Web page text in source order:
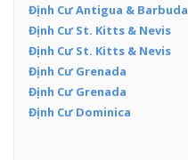
Định Cư Antigua & Barbuda
Định Cư St. Kitts & Nevis
Định Cư St. Kitts & Nevis
Định Cư Grenada
Định Cư Grenada
Định Cư Dominica